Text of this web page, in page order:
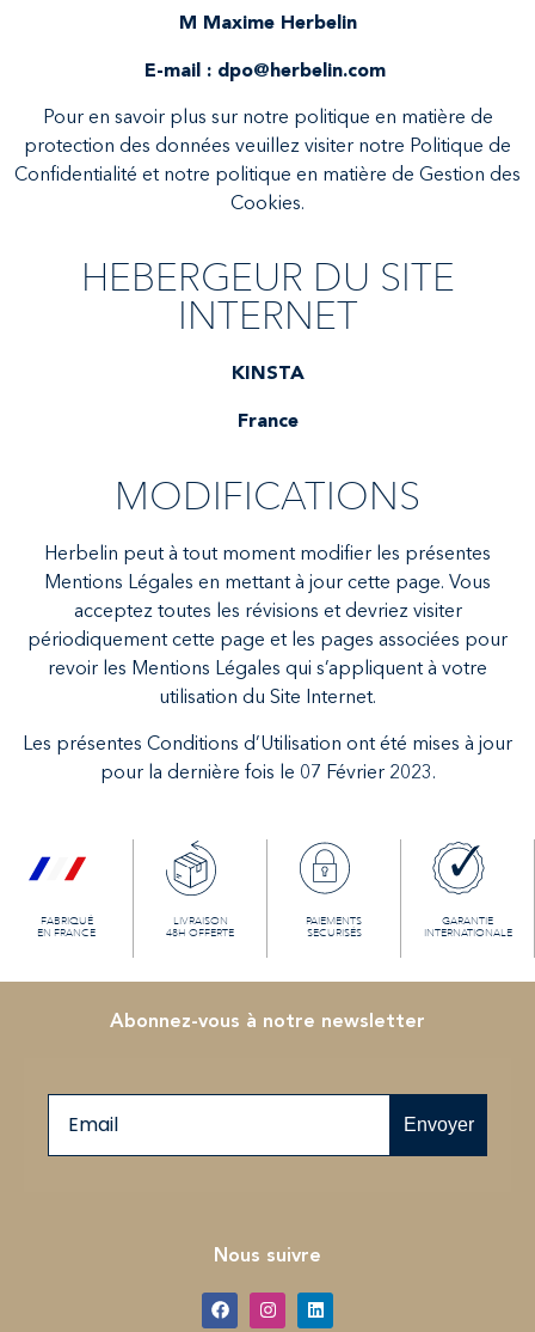
M Maxime Herbelin
E-mail : dpo@herbelin.com
Pour en savoir plus sur notre politique en matière de
protection des données veuillez visiter notre Politique de
Confidentialité et notre politique en matière de Gestion des
Cookies.
HEBERGEUR DU SITE
INTERNET
KINSTA
France
MODIFICATIONS
Herbelin peut à tout moment modifier les présentes
Mentions Légales en mettant à jour cette page. Vous
acceptez toutes les révisions et devriez visiter
périodiquement cette page et les pages associées pour
revoir les Mentions Légales qui s’appliquent à votre
utilisation du Site Internet.
Les présentes Conditions d’Utilisation ont été mises à jour
pour la dernière fois le 07 Février 2023.
FABRIQUÉ
EN FRANCE
LIVRAISON
48H OFFERTE
PAIEMENTS
SECURISÉS
GARANTIE
INTERNATIONALE
Abonnez-vous à notre newsletter
Envoyer
Nous suivre